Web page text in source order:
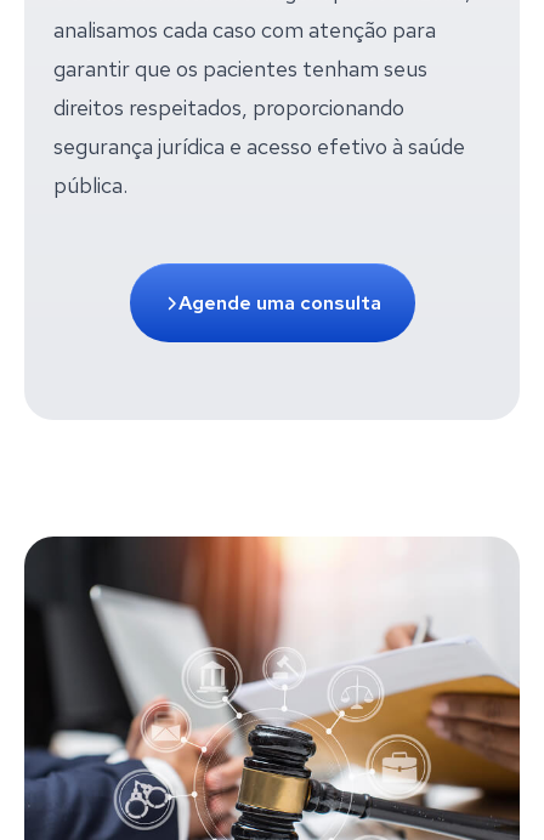
analisamos cada caso com atenção para
garantir que os pacientes tenham seus
direitos respeitados, proporcionando
segurança jurídica e acesso efetivo à saúde
pública.
Agende uma consulta